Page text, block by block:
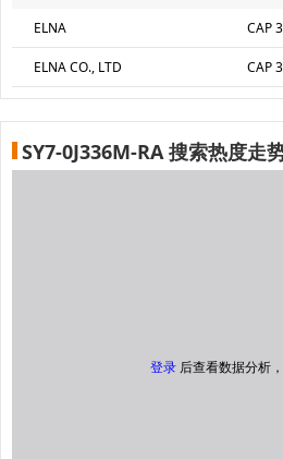
ELNA CAP
ELNA CO., LTD CAP
SY7-0J336M-RA 搜索热度走
登录 后查看数据分析